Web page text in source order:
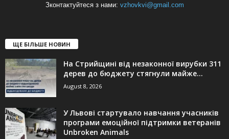
Зконтактуйтеся з нами: vzhovkvi@gmail.com
ЩЕ БІЛЬШЕ НОВИН
На Стрийщині від незаконної вирубки 311
дерев до бюджету стягнули майже...
August 8, 2026
У Львові стартувало навчання учасників
програми емоційної підтримки ветеранів
Unbroken Animals